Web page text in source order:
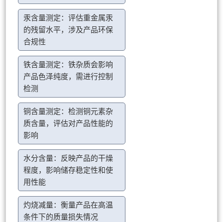
汞含量测定：评估重金属汞
的残留水平，涉及产品环保
合规性
铁含量测定：铁杂质会影响
产品色泽纯度，需进行控制
检测
铜含量测定：检测铜元素杂
质含量，评估对产品性能的
影响
水分含量：反映产品的干燥
程度，影响储存稳定性和使
用性能
灼烧减量：衡量产品在高温
条件下的质量损失情况